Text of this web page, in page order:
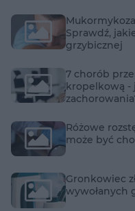
Sprawdź,
grzybicznej
7 chorób
kropelkową -
Różowe
może być
Gronkowiec
wywołanych